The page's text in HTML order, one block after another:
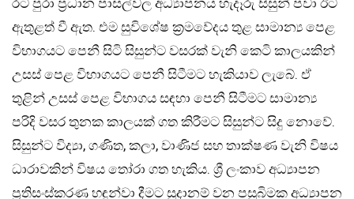
ඇතුළත් වී ඇත. එම සුවිශේෂ ක්‍රමවේදය තුළ සාමාන්‍ය පෙළ
විභාගයට පෙනී සිටි සිසුන්ට වසරක් වැනි කෙටි කාලයකින්
උසස් පෙළ විභාගයට පෙනී සිටීමට හැකියාව ලැබේ. ඒ
තුළින් උසස් පෙළ විභාගය සඳහා පෙනී සිටීමට සාමාන්‍ය
පරිදි වසර තුනක කාලයක් ගත කිරීමට සිසුන්ට සිදු නොවේ.
සිසුන්ට විද්‍යා, ගණිත, කලා, වාණිජ සහ තාක්ෂණ වැනි විෂය
ධාරාවකින් විෂය තෝරා ගත හැකිය. ශ්‍රී ලංකාව අධ්‍යාපන
ප්‍රතිසංස්කරණ හඳුන්වා දීමට සූදානම් වන පසුබිමක අධ්‍යාපන